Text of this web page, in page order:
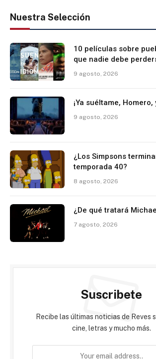
Nuestra Selección
10 películas sobre
que nadie debe
9 agosto, 2026
¡Ya suéltame,
9 agosto, 2026
¿Los Simpsons
temporada 40?
8 agosto, 2026
¿De qué tratará
7 agosto, 2026
Suscribete
Recibe las últimas noticias de Reves
cine, letras y mucho más.